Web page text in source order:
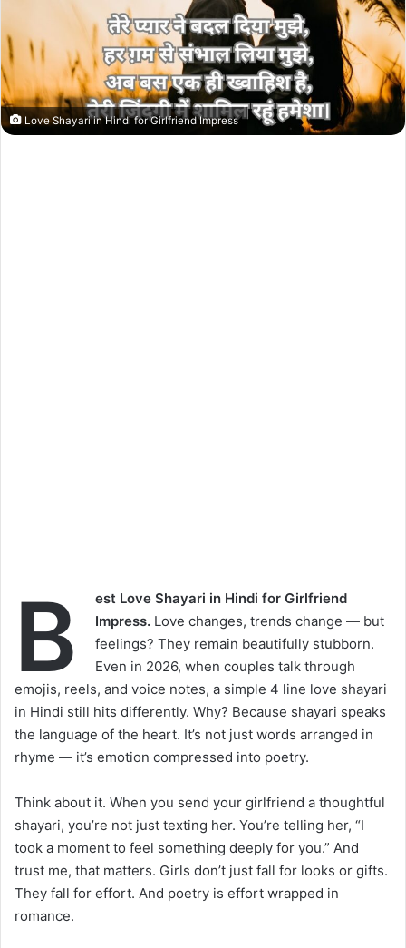
Love Shayari in Hindi for Girlfriend Impress
B
est Love Shayari in Hindi for Girlfriend
Impress. Love changes, trends change — but
feelings? They remain beautifully stubborn.
Even in 2026, when couples talk through
emojis, reels, and voice notes, a simple 4 line love shayari
in Hindi still hits differently. Why? Because shayari speaks
the language of the heart. It’s not just words arranged in
rhyme — it’s emotion compressed into poetry.
Think about it. When you send your girlfriend a thoughtful
shayari, you’re not just texting her. You’re telling her, “I
took a moment to feel something deeply for you.” And
trust me, that matters. Girls don’t just fall for looks or gifts.
They fall for effort. And poetry is effort wrapped in
romance.